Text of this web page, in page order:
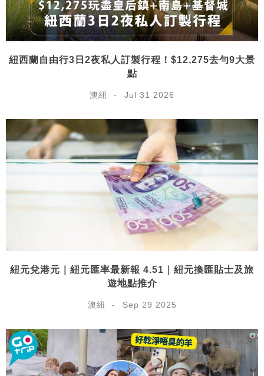
紐西蘭自由行3日2夜私人訂製行程！$12,275去勻9大景
點
澳紐 Jul 31 2026
紐元兌港元｜紐元匯率最新報 4.51｜紐元換匯貼士及旅
遊地點推介
澳紐 Sep 29 2025